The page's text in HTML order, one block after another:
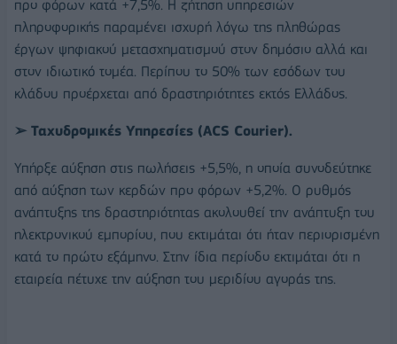
προ φόρων κατά +7,5%. Η ζήτηση υπηρεσιών
πληροφορικής παραμένει ισχυρή λόγω της πληθώρας
έργων ψηφιακού μετασχηματισμού στον δημόσιο αλλά και
στον ιδιωτικό τομέα. Περίπου το 50% των εσόδων του
κλάδου προέρχεται από δραστηριότητες εκτός Ελλάδος.
➢ Ταχυδρομικές Υπηρεσίες (ACS Courier).
Υπήρξε αύξηση στις πωλήσεις +5,5%, η οποία συνοδεύτηκε
από αύξηση των κερδών προ φόρων +5,2%. Ο ρυθμός
ανάπτυξης της δραστηριότητας ακολουθεί την ανάπτυξη του
ηλεκτρονικού εμπορίου, που εκτιμάται ότι ήταν περιορισμένη
κατά το πρώτο εξάμηνο. Στην ίδια περίοδο εκτιμάται ότι η
εταιρεία πέτυχε την αύξηση του μεριδίου αγοράς της.